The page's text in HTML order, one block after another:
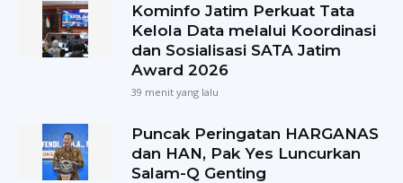
Kominfo Jatim Perkuat Tata
Kelola Data melalui Koordinasi
dan Sosialisasi SATA Jatim
Award 2026
39 menit yang lalu
Puncak Peringatan HARGANAS
dan HAN, Pak Yes Luncurkan
Salam-Q Genting